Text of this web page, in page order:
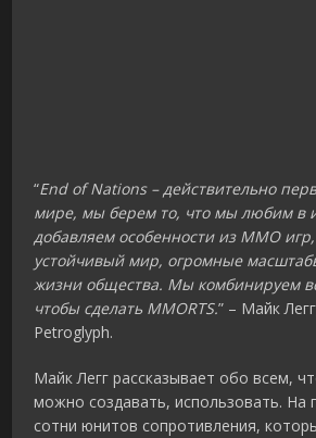
“End of Nations – действительно
мире, мы берем то, что мы любим в
добавляем особенности из MMO
устойчивый мир, огромные
жизни общества. Мы комбинируем
чтобы сделать MMORTS.” – Майк
Petroglyph.
Майк Легг рассказывает обо всем,
можно создавать, использовать. На
сотни юнитов сопротивления,